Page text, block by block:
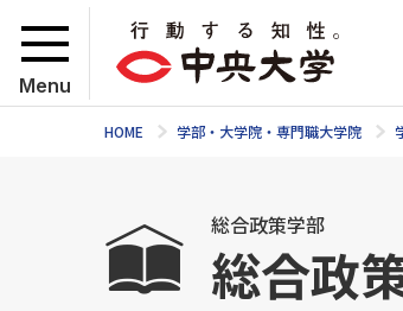
Menu
HOME 学部・大学院・専門職大学院
総合政策学部
総合政